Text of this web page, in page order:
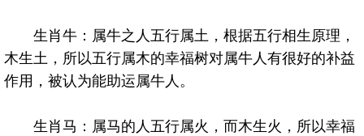
生肖牛：属牛之人五行属土，根据五行相生原理，
木生土，所以五行属木的幸福树对属牛人有很好的补益
作用，被认为能助运属牛人。
生肖马：属马的人五行属火，而木生火，所以幸福